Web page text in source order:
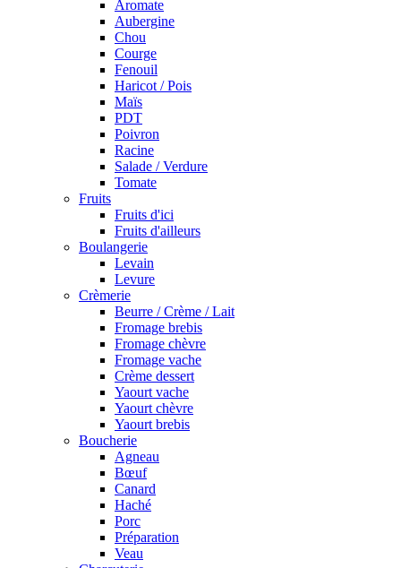
Aromate
Aubergine
Chou
Courge
Fenouil
Haricot / Pois
Maïs
PDT
Poivron
Racine
Salade / Verdure
Tomate
Fruits
Fruits d'ici
Fruits d'ailleurs
Boulangerie
Levain
Levure
Crèmerie
Beurre / Crème / Lait
Fromage brebis
Fromage chèvre
Fromage vache
Crème dessert
Yaourt vache
Yaourt chèvre
Yaourt brebis
Boucherie
Agneau
Bœuf
Canard
Haché
Porc
Préparation
Veau